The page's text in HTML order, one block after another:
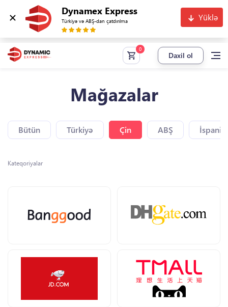
Dynamex Express
Türkiyə və ABŞ-dan çatdırılma Yüklə
Daxil ol
Mağazalar
Bütün Türkiyə Çin ABŞ
Kateqoriyalar